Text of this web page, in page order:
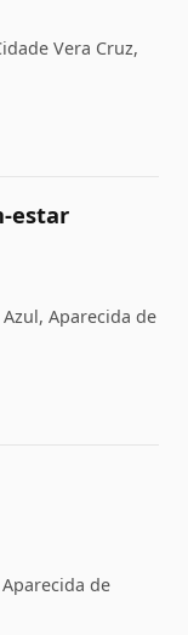
Vera Cruz,
estar
Aparecida de
de